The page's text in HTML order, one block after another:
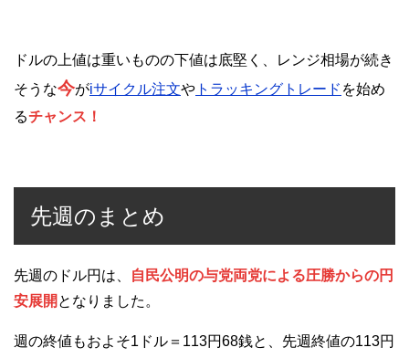
ドルの上値は重いものの下値は底堅く、レンジ相場が続き
そうな今がiサイクル注文や トラッキングトレード を始め
るチャンス！
先週のまとめ
先週のドル円は、
自民公明の与党両党による圧勝からの円
安展開 となりました。
週の終値もおよそ1ドル＝113円68銭と、先週終値の113円